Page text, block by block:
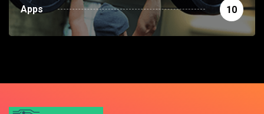
Apps 10